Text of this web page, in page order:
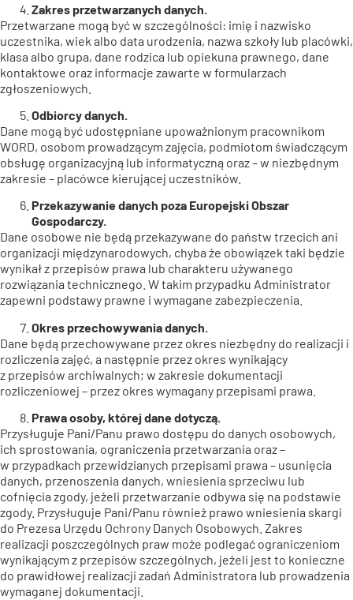
Zakres przetwarzanych danych.
Przetwarzane mogą być w szczególności: imię i nazwisko
uczestnika, wiek albo data urodzenia, nazwa szkoły lub placówki,
klasa albo grupa, dane rodzica lub opiekuna prawnego, dane
kontaktowe oraz informacje zawarte w formularzach
zgłoszeniowych.
Odbiorcy danych.
Dane mogą być udostępniane upoważnionym pracownikom
WORD, osobom prowadzącym zajęcia, podmiotom świadczącym
obsługę organizacyjną lub informatyczną oraz – w niezbędnym
zakresie – placówce kierującej uczestników.
Przekazywanie danych poza Europejski Obszar
Gospodarczy.
Dane osobowe nie będą przekazywane do państw trzecich ani
organizacji międzynarodowych, chyba że obowiązek taki będzie
wynikał z przepisów prawa lub charakteru używanego
rozwiązania technicznego. W takim przypadku Administrator
zapewni podstawy prawne i wymagane zabezpieczenia.
Okres przechowywania danych.
Dane będą przechowywane przez okres niezbędny do realizacji i
rozliczenia zajęć, a następnie przez okres wynikający
z przepisów archiwalnych; w zakresie dokumentacji
rozliczeniowej – przez okres wymagany przepisami prawa.
Prawa osoby, której dane dotyczą.
Przysługuje Pani/Panu prawo dostępu do danych osobowych,
ich sprostowania, ograniczenia przetwarzania oraz –
w przypadkach przewidzianych przepisami prawa – usunięcia
danych, przenoszenia danych, wniesienia sprzeciwu lub
cofnięcia zgody, jeżeli przetwarzanie odbywa się na podstawie
zgody. Przysługuje Pani/Panu również prawo wniesienia skargi
do Prezesa Urzędu Ochrony Danych Osobowych. Zakres
realizacji poszczególnych praw może podlegać ograniczeniom
wynikającym z przepisów szczególnych, jeżeli jest to konieczne
do prawidłowej realizacji zadań Administratora lub prowadzenia
wymaganej dokumentacji.